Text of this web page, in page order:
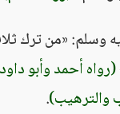
وسلم: «من ترك
(رواه أحمد وأبو
والترهيب).